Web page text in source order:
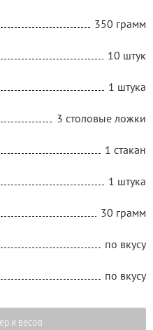
350 грамм
10 штук
1 штука
3 столовые ложки
1 стакан
1 штука
30 грамм
по вкусу
по вкусу
и весов